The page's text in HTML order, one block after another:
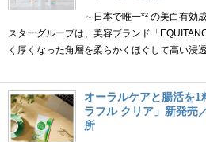
～日本で唯一*² の美白有効
スターグループは、美容ブランド「
く厚くなった角層を柔らかくほぐして高い浸
オーラルケアと腸活を1
ラフル クリア」新発売
所